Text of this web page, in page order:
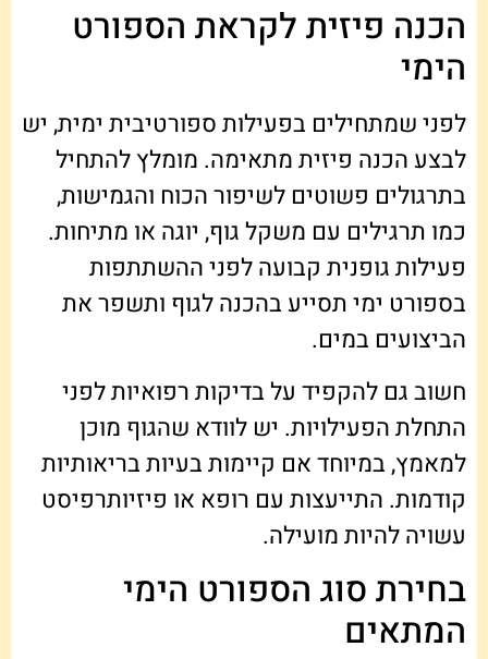
הכנה פיזית לקראת הספורט
הימי
לפני שמתחילים בפעילות ספורטיבית ימית, יש
לבצע הכנה פיזית מתאימה. מומלץ להתחיל
בתרגולים פשוטים לשיפור הכוח והגמישות,
כמו תרגילים עם משקל גוף, יוגה או מתיחות.
פעילות גופנית קבועה לפני ההשתתפות
בספורט ימי תסייע בהכנה לגוף ותשפר את
הביצועים במים.
חשוב גם להקפיד על בדיקות רפואיות לפני
התחלת הפעילויות. יש לוודא שהגוף מוכן
למאמץ, במיוחד אם קיימות בעיות בריאותיות
קודמות. התייעצות עם רופא או פיזיותרפיסט
עשויה להיות מועילה.
בחירת סוג הספורט הימי
המתאים